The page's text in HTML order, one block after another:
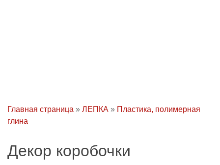
Главная страница » ЛЕПКА » Пластика, полимерная
глина
Декор коробочки